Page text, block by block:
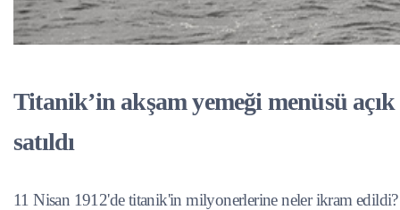
Titanik’in akşam yemeği menüsü
satıldı
11 Nisan 1912'de titanik'in milyonerlerine neler ikram edildi?